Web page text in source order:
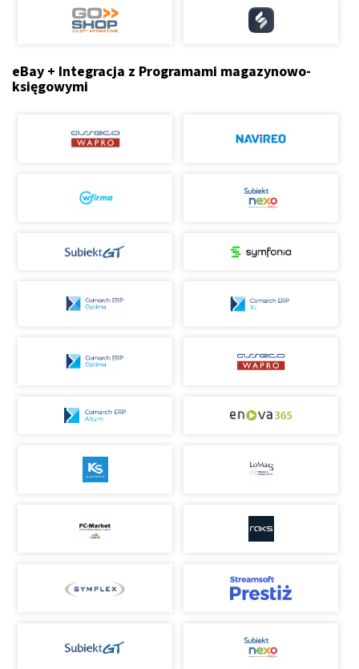
eBay + Integracja z Programami magazynowo-
księgowymi